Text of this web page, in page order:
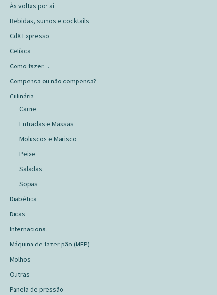
Às voltas por ai
Bebidas, sumos e cocktails
CdX Expresso
Celíaca
Como fazer…
Compensa ou não compensa?
Culinária
Carne
Entradas e Massas
Moluscos e Marisco
Peixe
Saladas
Sopas
Diabética
Dicas
Internacional
Máquina de fazer pão (MFP)
Molhos
Outras
Panela de pressão